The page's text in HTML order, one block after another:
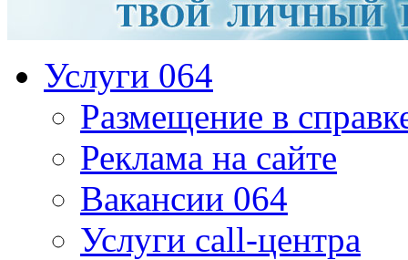
Услуги 064
Размещение в
Реклама на сайте
Вакансии 064
Услуги call-центра